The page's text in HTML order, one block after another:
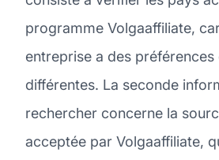
programme Volgaaffiliate,
entreprise a des préférences
différentes. La seconde
rechercher concerne la
acceptée par Volgaaffiliate,